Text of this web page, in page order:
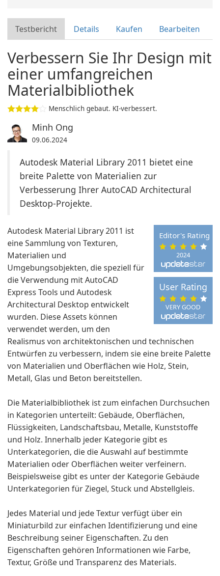
Testbericht Details Kaufen Bearbeiten
Verbessern Sie Ihr Design mit
einer umfangreichen
Materialbibliothek
Menschlich gebaut. KI-verbessert.
Minh Ong
09.06.2024
Autodesk Material Library 2011 bietet eine
breite Palette von Materialien zur
Verbesserung Ihrer AutoCAD Architectural
Desktop-Projekte.
2024
Editor's Rating
VERY GOOD
User Rating
Autodesk Material Library 2011 ist
eine Sammlung von Texturen,
Materialien und
Umgebungsobjekten, die speziell für
die Verwendung mit AutoCAD
Express Tools und Autodesk
Architectural Desktop entwickelt
wurden. Diese Assets können
verwendet werden, um den
Realismus von architektonischen und technischen
Entwürfen zu verbessern, indem sie eine breite Palette
von Materialien und Oberflächen wie Holz, Stein,
Metall, Glas und Beton bereitstellen.
Die Materialbibliothek ist zum einfachen Durchsuchen
in Kategorien unterteilt: Gebäude, Oberflächen,
Flüssigkeiten, Landschaftsbau, Metalle, Kunststoffe
und Holz. Innerhalb jeder Kategorie gibt es
Unterkategorien, die die Auswahl auf bestimmte
Materialien oder Oberflächen weiter verfeinern.
Beispielsweise gibt es unter der Kategorie Gebäude
Unterkategorien für Ziegel, Stuck und Abstellgleis.
Jedes Material und jede Textur verfügt über ein
Miniaturbild zur einfachen Identifizierung und eine
Beschreibung seiner Eigenschaften. Zu den
Eigenschaften gehören Informationen wie Farbe,
Textur, Größe und Transparenz des Materials.